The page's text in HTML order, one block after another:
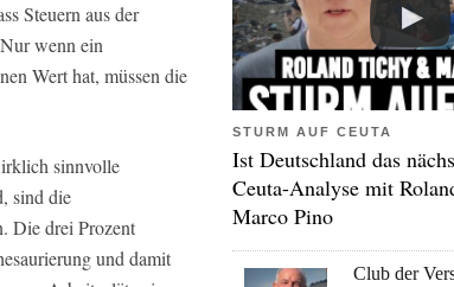
Steuern aus der
wenn ein
Wert hat, müssen die
sinnvolle
sind die
Die drei Prozent
und damit
STURM AUF CEUTA
Ist Deutschland das
Ceuta-Analyse mit
Marco Pino
Club der